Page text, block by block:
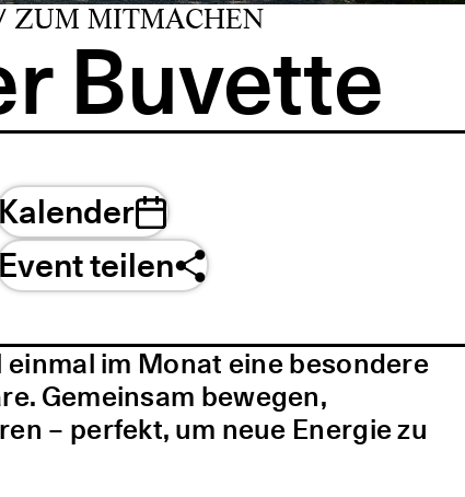
ZUM MITMACHEN
Buvette
teilen
im Monat eine besondere
Gemeinsam bewegen,
– perfekt, um neue Energie zu